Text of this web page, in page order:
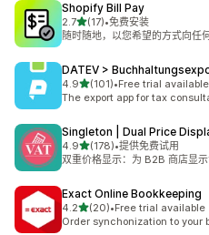
Shopify Bill Pay
2.7星（满分 5 星）
(17)
总共 17 条评论
•免费安装
随时随地，以您希望的方式向任
DATEV >
4.9星（满分 5 星）
(101)
总共 101 条评论
•Free trial available
The export app for tax
Singleton | Dual Price
4.9星（满分 5 星）
(178)
总共 178 条评论
•提供免费试用
双重价格显示：为 B2B 商店显
Exact Online Bookkeeping
4.2星（满分 5 星）
(20)
总共 20 条评论
•Free trial available
Order synchonization to your